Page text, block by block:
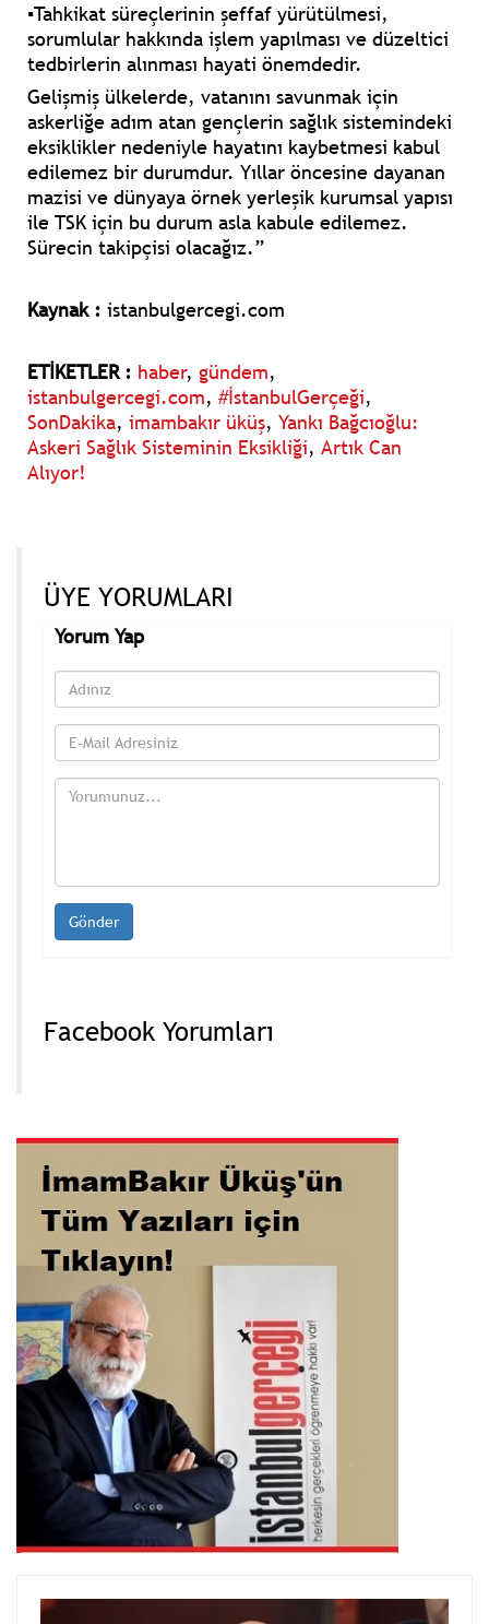
▪Tahkikat süreçlerinin şeffaf yürütülmesi,
sorumlular hakkında işlem yapılması ve düzeltici
tedbirlerin alınması hayati önemdedir.
Gelişmiş ülkelerde, vatanını savunmak için
askerliğe adım atan gençlerin sağlık sistemindeki
eksiklikler nedeniyle hayatını kaybetmesi kabul
edilemez bir durumdur. Yıllar öncesine dayanan
mazisi ve dünyaya örnek yerleşik kurumsal yapısı
ile TSK için bu durum asla kabule edilemez.
Sürecin takipçisi olacağız.”
Kaynak : istanbulgercegi.com
ETİKETLER : haber, gündem,
istanbulgercegi.com, #İstanbulGerçeği,
SonDakika, imambakır üküş, Yankı Bağcıoğlu:
Askeri Sağlık Sisteminin Eksikliği, Artık Can
Alıyor!
ÜYE YORUMLARI
Yorum Yap
Facebook Yorumları